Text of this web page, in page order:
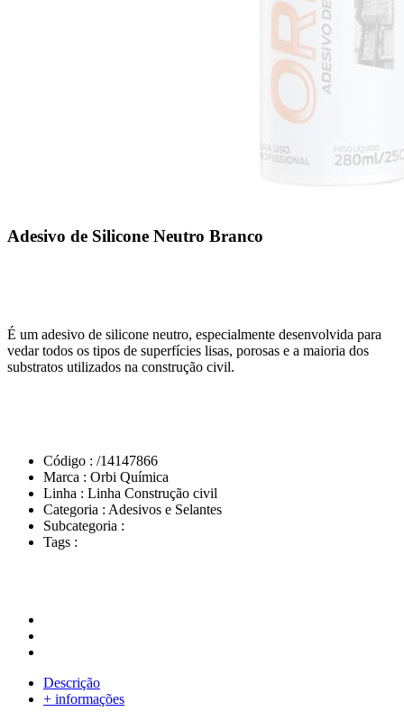
Adesivo de Silicone Neutro Branco
É um adesivo de silicone neutro, especialmente desenvolvida para
vedar todos os tipos de superfícies lisas, porosas e a maioria dos
substratos utilizados na construção civil.
Código : /14147866
Marca : Orbi Química
Linha : Linha Construção civil
Categoria : Adesivos e Selantes
Subcategoria :
Tags :
Descrição
+ informações